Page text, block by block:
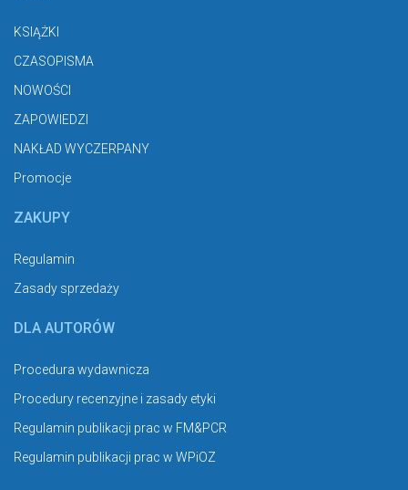
KSIĄŻKI
CZASOPISMA
NOWOŚCI
ZAPOWIEDZI
NAKŁAD WYCZERPANY
Promocje
ZAKUPY
Regulamin
Zasady sprzedaży
DLA AUTORÓW
Procedura wydawnicza
Procedury recenzyjne i zasady etyki
Regulamin publikacji prac w FM&PCR
Regulamin publikacji prac w WPiOZ